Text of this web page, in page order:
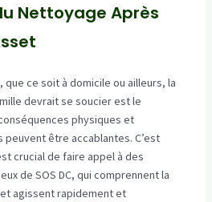
Nettoyage Après
que ce soit à domicile ou ailleurs, la
devrait se soucier est le
physiques et
peuvent être accablantes. C’est
crucial de faire appel à des
de SOS DC, qui comprennent la
agissent rapidement et